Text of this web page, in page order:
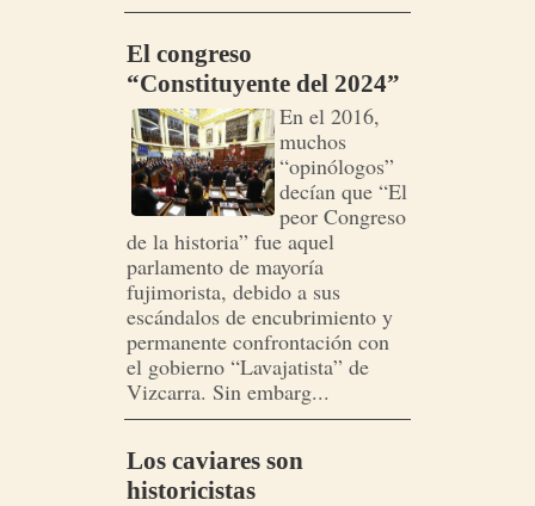
El congreso
“Constituyente del 2024”
En el 2016,
muchos
“opinólogos”
decían que “El
peor Congreso
de la historia” fue aquel
parlamento de mayoría
fujimorista, debido a sus
escándalos de encubrimiento y
permanente confrontación con
el gobierno “Lavajatista” de
Vizcarra. Sin embarg...
Los caviares son
historicistas